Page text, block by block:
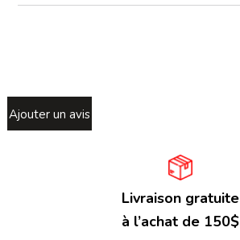
Ajouter un avis
Livraison gratuite
à l’achat de 150$